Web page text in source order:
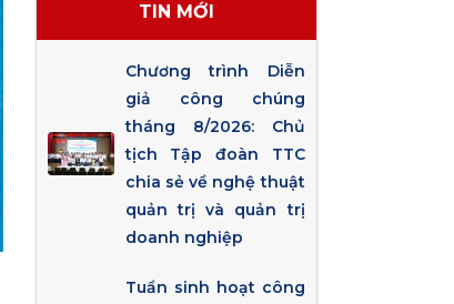
TIN MỚI
Chương trình Diễn
giả công chúng
tháng 8/2026: Chủ
tịch Tập đoàn TTC
chia sẻ về nghệ thuật
quản trị và quản trị
doanh nghiệp
Tuần sinh hoạt công